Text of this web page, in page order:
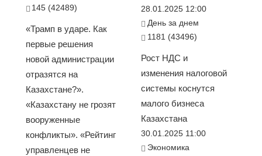
145 (42489)
«Трамп в ударе. Как
первые решения
новой администрации
отразятся на
Казахстане?».
«Казахстану не грозят
вооруженные
конфликты». «Рейтинг
управленцев не
28.01.2025 12:00
День за днем
1181 (43496)
Рост НДС и
изменения налоговой
системы коснутся
малого бизнеса
Казахстана
30.01.2025 11:00
Экономика